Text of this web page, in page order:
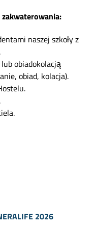
naszej szkoły z
obiadokolacją
obiad, kolacja).
2026